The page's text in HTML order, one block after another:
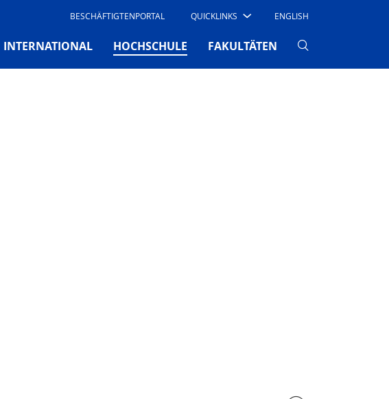
BESCHÄFTIGTENPORTAL QUICKLINKS ENGLISH
INTERNATIONAL HOCHSCHULE (CURRENT)
FAKULTÄTEN